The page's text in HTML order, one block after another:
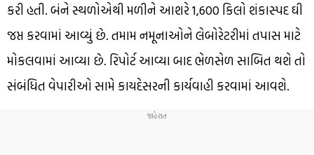
કરી હતી. બંને સ્થળોએથી મળીને આશરે 1,600 કિલો શંકાસ્પદ ઘી
જપ્ત કરવામાં આવ્યું છે. તમામ નમૂનાઓને લેબોરેટરીમાં તપાસ માટે
મોકલવામાં આવ્યા છે. રિપોર્ટ આવ્યા બાદ ભેળસેળ સાબિત થશે તો
સંબંધિત વેપારીઓ સામે કાયદેસરની કાર્યવાહી કરવામાં આવશે.